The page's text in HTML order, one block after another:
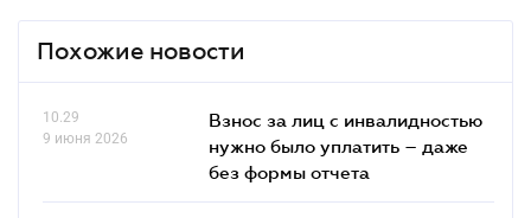
Похожие новости
10.29
9 июня 2026
Взнос за лиц с инвалидностью
нужно было уплатить – даже
без формы отчета